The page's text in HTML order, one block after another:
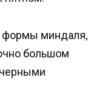
формы миндаля,
большом